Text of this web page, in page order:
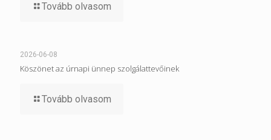
Tovább olvasom
2026-06-08
Köszönet az úrnapi ünnep szolgálattevőinek
Tovább olvasom